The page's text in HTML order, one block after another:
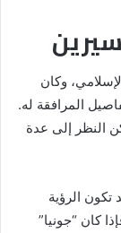
وكان
المرافقة له.
النظر إلى عدة
تكون الرؤية
كان “جونيا”